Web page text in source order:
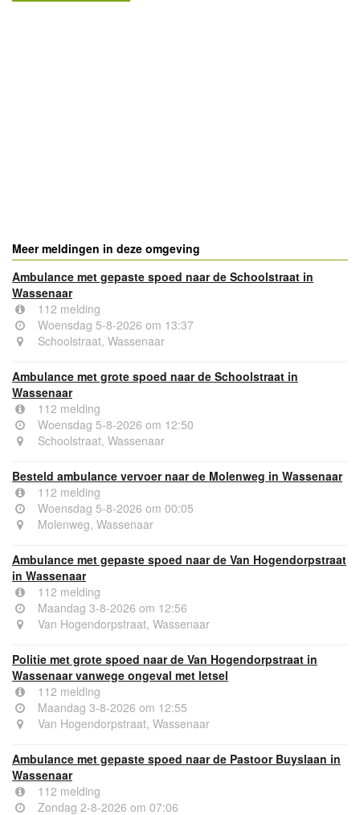
Meer meldingen in deze omgeving
Ambulance met gepaste spoed naar de Schoolstraat in
Wassenaar
112 melding
Woensdag 5-8-2026 om 13:37
Schoolstraat, Wassenaar
Ambulance met grote spoed naar de Schoolstraat in
Wassenaar
112 melding
Woensdag 5-8-2026 om 12:50
Schoolstraat, Wassenaar
Besteld ambulance vervoer naar de Molenweg in Wassenaar
112 melding
Woensdag 5-8-2026 om 00:05
Molenweg, Wassenaar
Ambulance met gepaste spoed naar de Van Hogendorpstraat
in Wassenaar
112 melding
Maandag 3-8-2026 om 12:56
Van Hogendorpstraat, Wassenaar
Politie met grote spoed naar de Van Hogendorpstraat in
Wassenaar vanwege ongeval met letsel
112 melding
Maandag 3-8-2026 om 12:55
Van Hogendorpstraat, Wassenaar
Ambulance met gepaste spoed naar de Pastoor Buyslaan in
Wassenaar
112 melding
Zondag 2-8-2026 om 07:06